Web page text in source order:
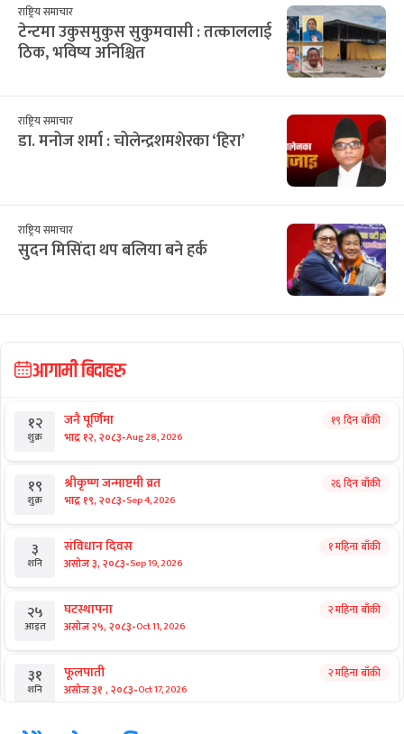
राष्ट्रिय समाचार
टेन्टमा उकुसमुकुस सुकुमवासी : तत्काललाई
ठिक, भविष्य अनिश्चित
राष्ट्रिय समाचार
डा. मनोज शर्मा : चोलेन्द्रशमशेरका ‘हिरा’
राष्ट्रिय समाचार
सुदन मिसिंदा थप बलिया बने हर्क
आगामी बिदाहरु
१२
शुक्र
जनै पूर्णिमा
भाद्र १२, २०८३-Aug 28, 2026
१९ दिन बाँकी
१९
शुक्र
श्रीकृष्ण जन्माष्टमी व्रत
भाद्र १९, २०८३-Sep 4, 2026
२६ दिन बाँकी
३
शनि
संविधान दिवस
असोज ३, २०८३-Sep 19, 2026
१ महिना बाँकी
२५
आइत
घटस्थापना
असोज २५, २०८३-Oct 11, 2026
२ महिना बाँकी
३१
शनि
फूलपाती
असोज ३१ , २०८३-Oct 17, 2026
२ महिना बाँकी